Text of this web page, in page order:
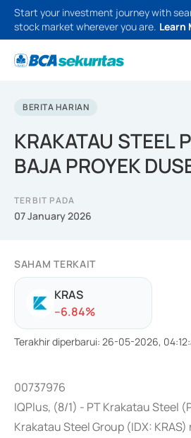
Start your investment journey with
stock market wherever you are. Learn
BERITA HARIAN
KRAKATAU STEEL
BAJA PROYEK
TERBIT PADA
07 January 2026
SAHAM TERKAIT
KRAS
--6.84%
Terakhir diperbarui: 26-05-2026,
00737976
IQPlus, (8/1) - PT Krakatau Steel
Krakatau Steel Group (IDX: KRAS)